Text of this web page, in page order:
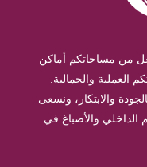
من مساحاتكم أماكن
العملية والجمالية.
والابتكار، ونسعى
والأصباغ في